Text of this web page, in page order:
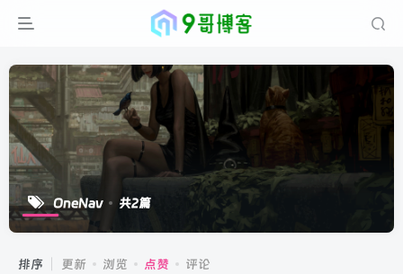
OneNav 共2篇
排序 更新 浏览 点赞 评论